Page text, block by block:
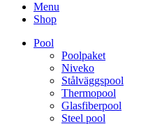
Menu
Shop
Pool
Poolpaket
Niveko
Stålväggspool
Thermopool
Glasfiberpool
Steel pool